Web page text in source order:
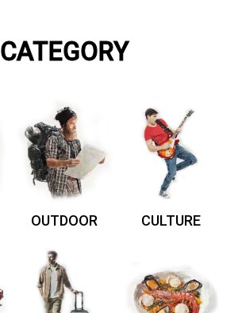
CATEGORY
OUTDOOR CULTURE